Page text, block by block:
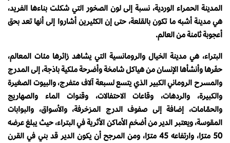
المدينة الحمراء الوردية، نسبة إلى لون الصخور التي شكلت بناءها الفريد،
هي مدينة أشبه ما تكون بالقلعة، حتى إن الكثيرين أشاروا إلى أنها تعد بحق
أعجوبة ثامنة من العالم.
البتراء، هي مدينة الخيال والرومانسية التي يشاهد زائرها مئات المعالم،
حفَرها وأنشأها الإنسان من هياكل شامخة وأضرحة ملكية باذجة، إلى المدرج
والمسرح الروماني الكبير الذي يتسع لسبعة آلاف متفرج، والبيوت الصغيرة
والكبيرة، والردهات، وقاعات الاحتفالات، وقنوات الماء والصهاريج
والحمّامات، إضافة إلى صفوف الدرج المزخرفة، والأسواق، والبوابات
المقوسة، ويعتبر الدير من أضخم الأماكن الأثرية في البتراء، حيث يبلغ عرضه
50 مترًا، وارتفاعه 45 مترًا، ومن المرجح أن يكون الدير قد بني في القرن